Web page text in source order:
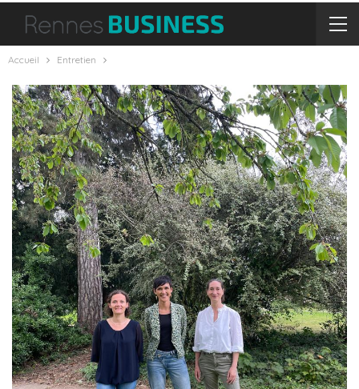
Accueil Entretien